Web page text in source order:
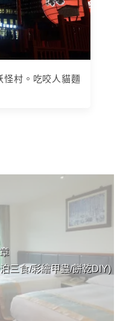
怪村。吃咬人貓麵
三食/彩繪甲蟲/餅乾DIY)